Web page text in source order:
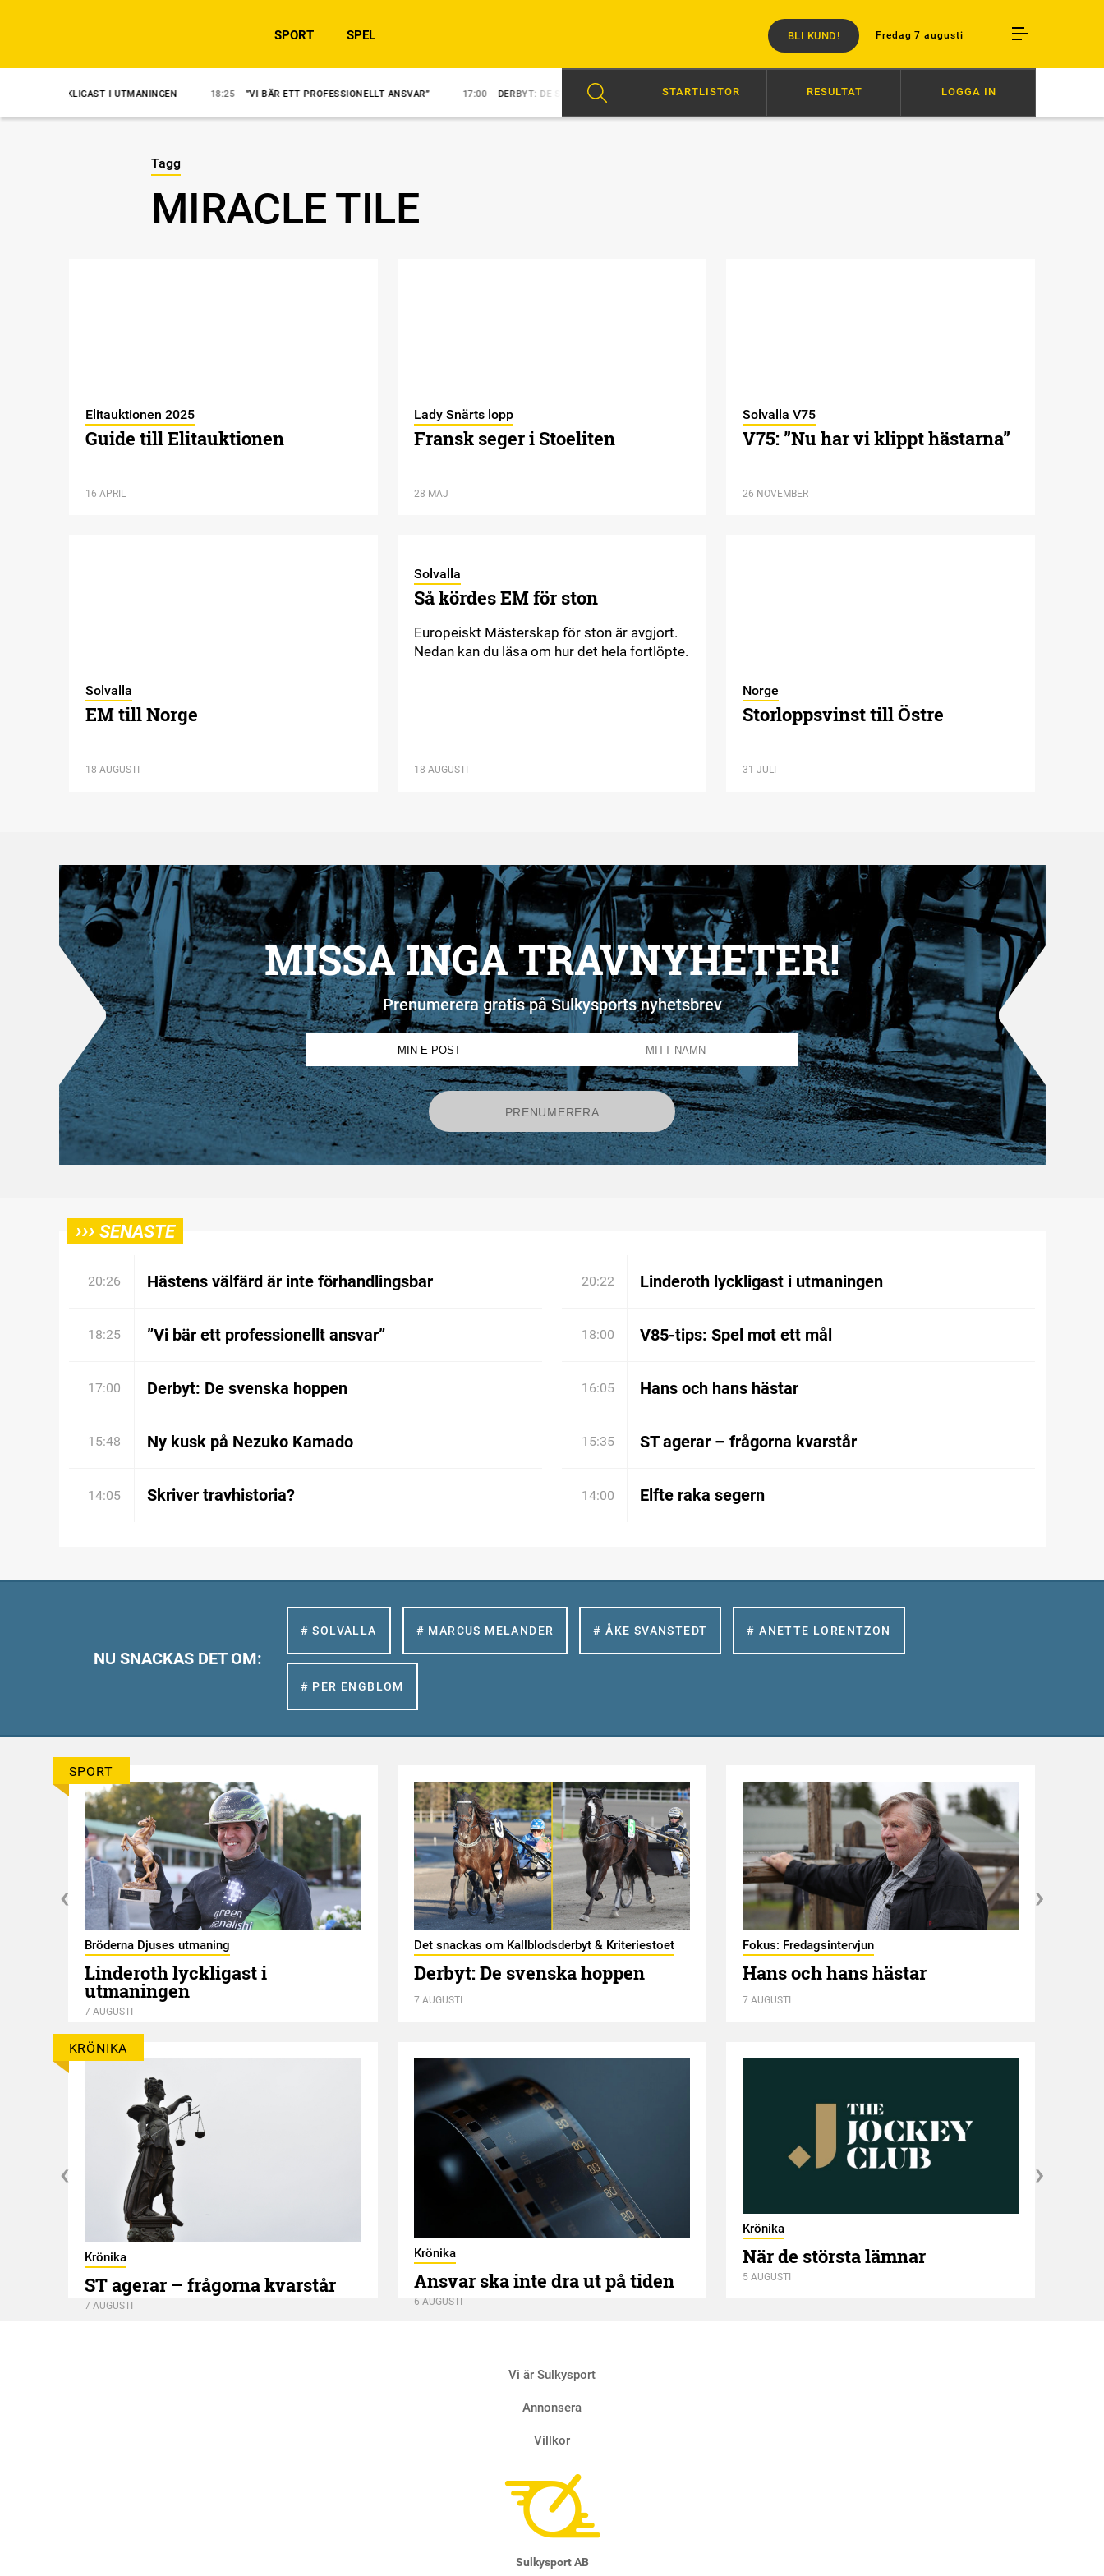
Fredag 7 augusti
SPORT SPEL BLI KUND!
I UTMANINGEN 18:25 ”VI BÄR ETT PROFESSIONELLT ANSVAR” 17:00 DERBYT: DE SVENSKA HOPPEN NY KUSK PÅ NEZUKO KAMADO 20:26 HÄSTENS VÄLFÄRD ÄR INTE FÖRHANDLINGSBAR
STARTLISTOR RESULTAT LOGGA IN
Tagg
MIRACLE TILE
Elitauktionen 2025
Guide till Elitauktionen
16 APRIL
Lady Snärts lopp
Fransk seger i Stoeliten
28 MAJ
Solvalla V75
V75: ”Nu har vi klippt hästarna”
26 NOVEMBER
Solvalla
EM till Norge
18 AUGUSTI
Solvalla
Så kördes EM för ston
Europeiskt Mästerskap för ston är avgjort.
Nedan kan du läsa om hur det hela fortlöpte.
18 AUGUSTI
Norge
Storloppsvinst till Östre
31 JULI
MISSA INGA TRAVNYHETER!
Prenumerera gratis på Sulkysports nyhetsbrev
››› SENASTE
20:26 Hästens välfärd är inte förhandlingsbar 20:22 Linderoth lyckligast i utmaningen
18:25 ”Vi bär ett professionellt ansvar” 18:00 V85-tips: Spel mot ett mål
17:00 Derbyt: De svenska hoppen 16:05 Hans och hans hästar
15:48 Ny kusk på Nezuko Kamado 15:35 ST agerar – frågorna kvarstår
14:05 Skriver travhistoria? 14:00 Elfte raka segern
NU SNACKAS DET OM:
# SOLVALLA # MARCUS MELANDER # ÅKE SVANSTEDT # ANETTE LORENTZON
# PER ENGBLOM
SPORT
Bröderna Djuses utmaning
Linderoth lyckligast i
utmaningen
7 AUGUSTI
Det snackas om Kallblodsderbyt & Kriteriestoet
Derbyt: De svenska hoppen
7 AUGUSTI
Fokus: Fredagsintervjun
Hans och hans hästar
7 AUGUSTI
KRÖNIKA
Krönika
ST agerar – frågorna kvarstår
7 AUGUSTI
Krönika
Ansvar ska inte dra ut på tiden
6 AUGUSTI
Krönika
När de största lämnar
5 AUGUSTI
Vi är Sulkysport
Annonsera
Villkor
Sulkysport AB